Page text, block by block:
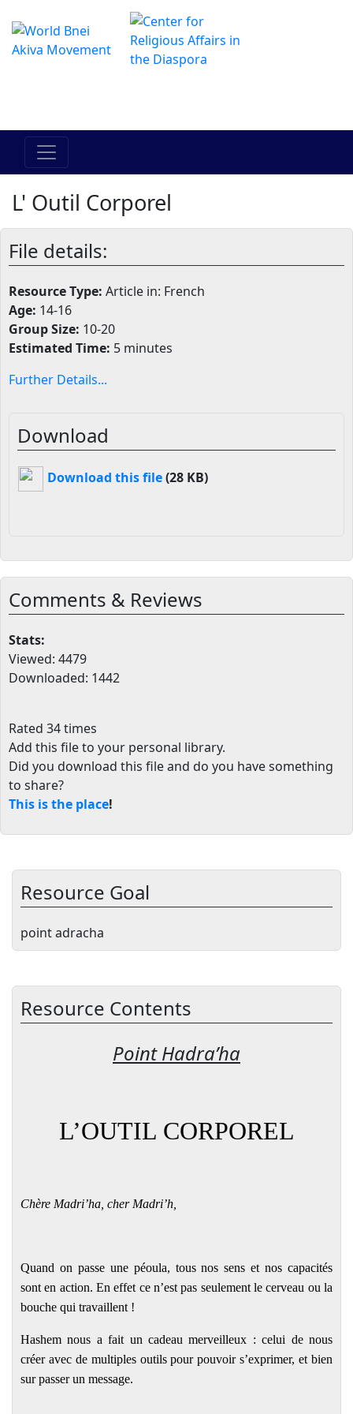
L' Outil Corporel
File details:
Resource Type: Article in: French
Age: 14-16
Group Size: 10-20
Estimated Time: 5 minutes
Further Details...
Download
Download this file(28 KB)
Comments & Reviews
Stats:
Viewed: 4479
Downloaded: 1442
Rated 34 times
Add this file to your personal library.
Did you download this file and do you have something
to share?
This is the place!
Resource Goal
point adracha
Resource Contents
Point Hadra’ha
L’OUTIL CORPOREL
Chère Madri’ha, cher Madri’h,
Quand on passe une péoula, tous nos sens et nos capacités
sont en action. En effet ce n’est pas seulement le cerveau ou la
bouche qui travaillent !
Hashem nous a fait un cadeau merveilleux : celui de nous
créer avec de multiples outils pour pouvoir s’exprimer, et bien
sur passer un message.